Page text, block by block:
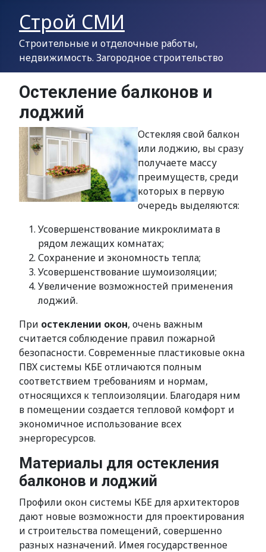
Строй СМИ
Строительные и отделочные работы,
недвижимость. Загородное строительство
Остекление балконов и
лоджий
Остекляя свой балкон
или лоджию, вы сразу
получаете массу
преимуществ, среди
которых в первую
очередь выделяются:
Усовершенствование микроклимата в
рядом лежащих комнатах;
Сохранение и экономность тепла;
Усовершенствование шумоизоляции;
Увеличение возможностей применения
лоджий.
При остеклении окон, очень важным
считается соблюдение правил пожарной
безопасности. Современные пластиковые окна
ПВХ системы КБЕ отличаются полным
соответствием требованиям и нормам,
относящихся к теплоизоляции. Благодаря ним
в помещении создается тепловой комфорт и
экономичное использование всех
энергоресурсов.
Материалы для остекления
балконов и лоджий
Профили окон системы КБЕ для архитекторов
дают новые возможности для проектирования
и строительства помещений, совершенно
разных назначений. Имея государственное